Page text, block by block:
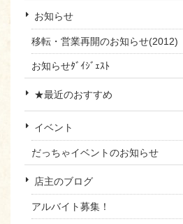
お知らせ
移転・営業再開のお知らせ(2012)
お知らせﾀﾞｲｼﾞｪｽﾄ
★最近のおすすめ
イベント
だっちゃイベントのお知らせ
店主のブログ
アルバイト募集！